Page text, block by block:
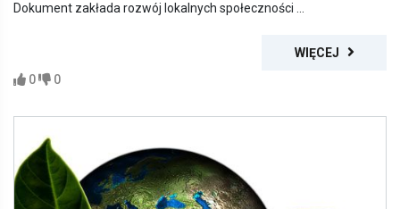
Dokument zakłada rozwój lokalnych społeczności ...
WIĘCEJ
0
0